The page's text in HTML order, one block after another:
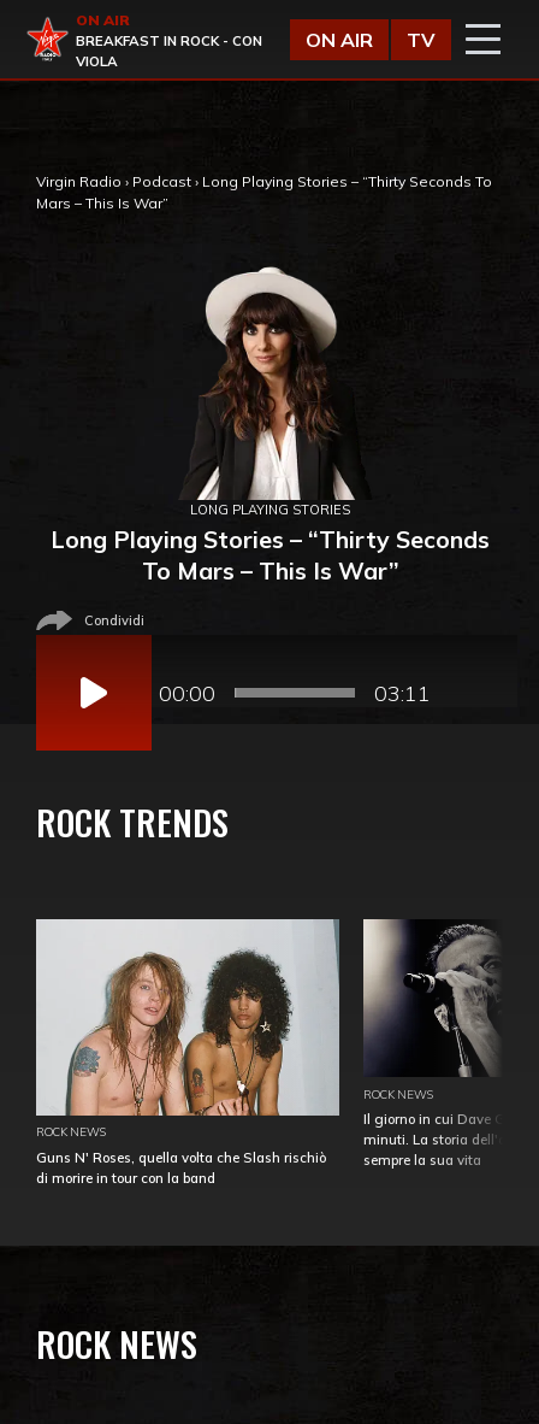
Virgin Radio
ON AIR
BREAKFAST IN ROCK - CON
VIOLA
ON AIR TV
Virgin Radio › Podcast › Long Playing Stories – “Thirty Seconds To
Mars – This Is War”
LONG PLAYING STORIES
Long Playing Stories – “Thirty Seconds
To Mars – This Is War”
Condividi
00:00 03:11
ROCK TRENDS
ROCK NEWS
Guns N' Roses, quella volta che Slash rischiò
di morire in tour con la band
ROCK NEWS
Il giorno in cui Dave
minuti. La storia
sempre la sua vita
ROCK NEWS